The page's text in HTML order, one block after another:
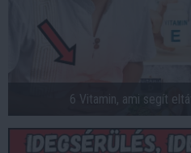
6 Vitamin, ami segít